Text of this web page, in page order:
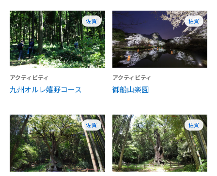
佐賀
アクティビティ
九州オルレ嬉野コース
佐賀
アクティビティ
御船山楽園
佐賀 佐賀